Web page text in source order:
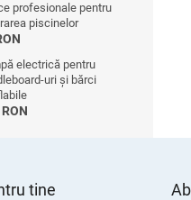
profesionale pentru
piscinelor
electrică pentru
uri și bărci
tine